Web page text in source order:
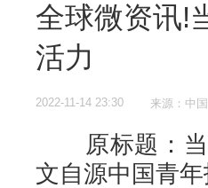
全球微资讯!
活力
2022-11-14 23:30 来源：中
原标题：当
文自源中国青